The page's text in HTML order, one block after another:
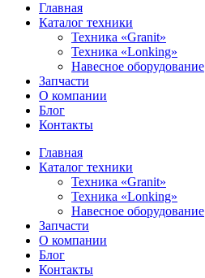
Главная
Каталог техники
Техника «Granit»
Техника «Lonking»
Навесное оборудование
Запчасти
О компании
Блог
Контакты
Главная
Каталог техники
Техника «Granit»
Техника «Lonking»
Навесное оборудование
Запчасти
О компании
Блог
Контакты